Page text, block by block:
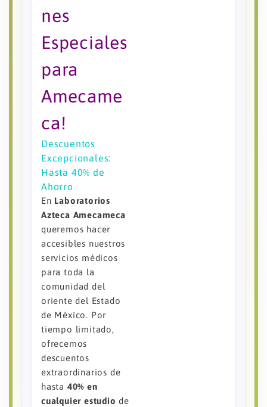
nes
Especiales
para
Amecame
ca!
Descuentos
Excepcionales:
Hasta 40% de
Ahorro
En Laboratorios
Azteca Amecameca
queremos hacer
accesibles nuestros
servicios médicos
para toda la
comunidad del
oriente del Estado
de México. Por
tiempo limitado,
ofrecemos
descuentos
extraordinarios de
hasta 40% en
cualquier estudio de